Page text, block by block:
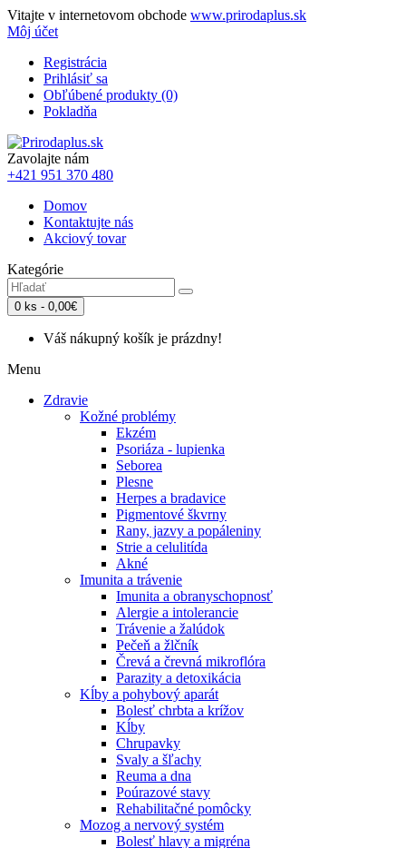
Vitajte v internetovom obchode www.prirodaplus.sk
Môj účet
Registrácia
Prihlásiť sa
Obľúbené produkty (0)
Pokladňa
Zavolajte nám
+421 951 370 480
Domov
Kontaktujte nás
Akciový tovar
Kategórie
0 ks - 0,00€
Váš nákupný košík je prázdny!
Menu
Zdravie
Kožné problémy
Ekzém
Psoriáza - lupienka
Seborea
Plesne
Herpes a bradavice
Pigmentové škvrny
Rany, jazvy a popáleniny
Strie a celulitída
Akné
Imunita a trávenie
Imunita a obranyschopnosť
Alergie a intolerancie
Trávenie a žalúdok
Pečeň a žlčník
Črevá a črevná mikroflóra
Parazity a detoxikácia
Kĺby a pohybový aparát
Bolesť chrbta a krížov
Kĺby
Chrupavky
Svaly a šľachy
Reuma a dna
Poúrazové stavy
Rehabilitačné pomôcky
Mozog a nervový systém
Bolesť hlavy a migréna